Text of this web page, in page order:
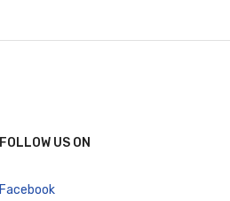
FOLLOW US ON
Facebook